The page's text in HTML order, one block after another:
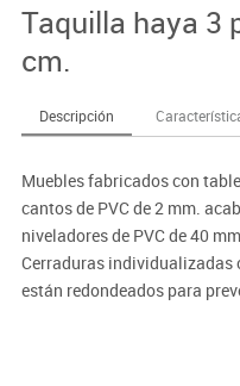
Taquilla haya 3
cm.
Descripción
Muebles fabricados con
cantos de PVC de 2 mm.
niveladores de PVC de 40
Cerraduras individualizadas
están redondeados para